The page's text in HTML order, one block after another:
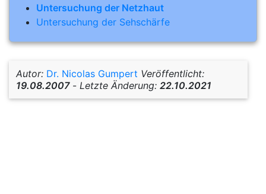
Untersuchung der Netzhaut
Untersuchung der Sehschärfe
Autor: Dr. Nicolas Gumpert Veröffentlicht:
19.08.2007- Letzte Änderung: 22.10.2021